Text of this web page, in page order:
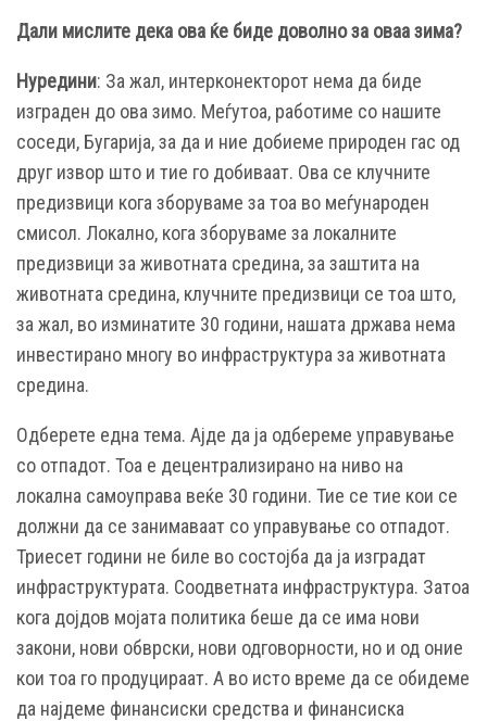
Дали мислите дека ова ќе биде доволно за оваа зима?
Нуредини: За жал, интерконекторот нема да биде
изграден до ова зимо. Меѓутоа, работиме со нашите
соседи, Бугарија, за да и ние добиеме природен гас од
друг извор што и тие го добиваат. Ова се клучните
предизвици кога зборуваме за тоа во меѓународен
смисол. Локално, кога зборуваме за локалните
предизвици за животната средина, за заштита на
животната средина, клучните предизвици се тоа што,
за жал, во изминатите 30 години, нашата држава нема
инвестирано многу во инфраструктура за животната
средина.
Одберете една тема. Ајде да ја одбереме управување
со отпадот. Тоа е децентрализирано на ниво на
локална самоуправа веќе 30 години. Тие се тие кои се
должни да се занимаваат со управување со отпадот.
Триесет години не биле во состојба да ја изградат
инфраструктурата. Соодветната инфраструктура. Затоа
кога дојдов мојата политика беше да се има нови
закони, нови обврски, нови одговорности, но и од оние
кои тоа го продуцираат. А во исто време да се обидеме
да најдеме финансиски средства и финансиска